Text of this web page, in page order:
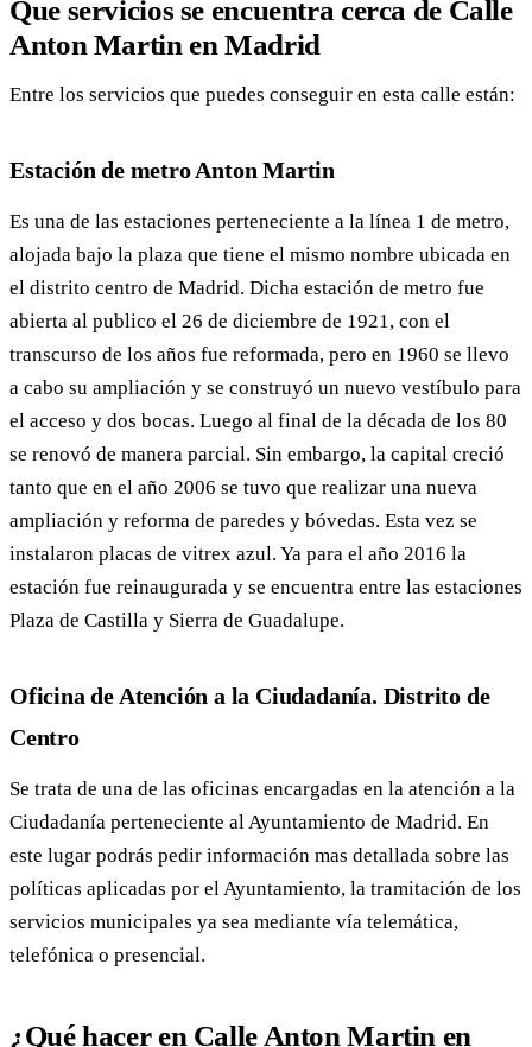
Que servicios se encuentra cerca de Calle
Anton Martin en Madrid
Entre los servicios que puedes conseguir en esta calle están:
Estación de metro Anton Martin
Es una de las estaciones perteneciente a la línea 1 de metro,
alojada bajo la plaza que tiene el mismo nombre ubicada en
el distrito centro de Madrid. Dicha estación de metro fue
abierta al publico el 26 de diciembre de 1921, con el
transcurso de los años fue reformada, pero en 1960 se llevo
a cabo su ampliación y se construyó un nuevo vestíbulo para
el acceso y dos bocas. Luego al final de la década de los 80
se renovó de manera parcial. Sin embargo, la capital creció
tanto que en el año 2006 se tuvo que realizar una nueva
ampliación y reforma de paredes y bóvedas. Esta vez se
instalaron placas de vitrex azul. Ya para el año 2016 la
estación fue reinaugurada y se encuentra entre las estaciones
Plaza de Castilla y Sierra de Guadalupe.
Oficina de Atención a la Ciudadanía. Distrito de
Centro
Se trata de una de las oficinas encargadas en la atención a la
Ciudadanía perteneciente al Ayuntamiento de Madrid. En
este lugar podrás pedir información mas detallada sobre las
políticas aplicadas por el Ayuntamiento, la tramitación de los
servicios municipales ya sea mediante vía telemática,
telefónica o presencial.
¿Qué hacer en Calle Anton Martin en